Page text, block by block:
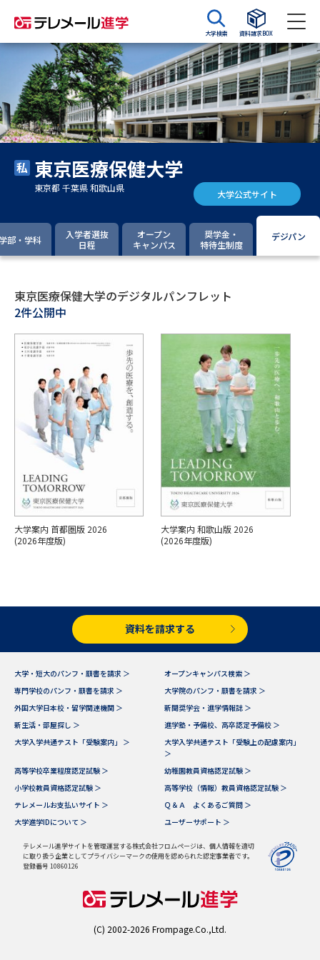
大学検索 資料請求BOX
資料請求 資料検索
大学・短大の資料種類から請求
大学パンフ 学部・学科パンフ
大学入学共通テスト利用選抜の
過去問題集
専門学校の資料請求
留学・進学関連、塾・予備校
大学入学共通テスト「受験案
内」の請求
大学入学共通テスト「受験上の
配慮案内」の請求
高等学校卒業程度認定試験
幼稚園教員資格認定試験 小学校教員資格認定試験
高等学校（情報）教員資格認定
試験
大学研究 大学検索
新増設大学・学部・学科特集
国際・グローバルに強い大学特
集
データサイエンス特集 奨学金・特待生制度特集
デジタルパンフレット 進路の３択
新学年スタート号特集ページ
新学年スタート号特集ページ
（高2生用）
SELFBRAND特集ページ
オープンキャンパスなどを調べる
オープンキャンパス検索 実施プログラムから探す
来場型・Web型イベント特集 夢ナビライブ
東京医療保健大学
東京都 千葉県 和歌山県 大学公式サイト
部・学科
入学者選抜
日程
オープン
キャンパス
奨学金・
特待生制度
デジパン
東京医療保健大学のデジタルパンフレット
2件公開中
大学案内 首都圏版 2026
(2026年度版)
大学案内 和歌山版 2026
(2026年度版)
資料を請求する
大学・短大のパンフ・願書を請求 ＞
オープンキャンパス検索 ＞
専門学校のパンフ・願書を請求 ＞
大学院のパンフ・願書を請求 ＞
外国大学日本校・留学関連機関 ＞
新聞奨学会・進学情報誌 ＞
新生活・部屋探し ＞
進学塾・予備校、高卒認定予備校 ＞
大学入学共通テスト「受験案内」 ＞
大学入学共通テスト「受験上の配慮案内」
＞
高等学校卒業程度認定試験 ＞
幼稚園教員資格認定試験 ＞
小学校教員資格認定試験 ＞
高等学校（情報）教員資格認定試験 ＞
テレメールお支払いサイト ＞
Ｑ＆Ａ よくあるご質問 ＞
大学進学IDについて ＞
ユーザーサポート ＞
テレメール進学サイトを管理運営する株式会社フロムページは、個人情報を適切
に取り扱う企業としてプライバシーマークの使用を認められた認定事業者です。
登録番号 10860126
(C) 2002-2026 Frompage.Co.,Ltd.